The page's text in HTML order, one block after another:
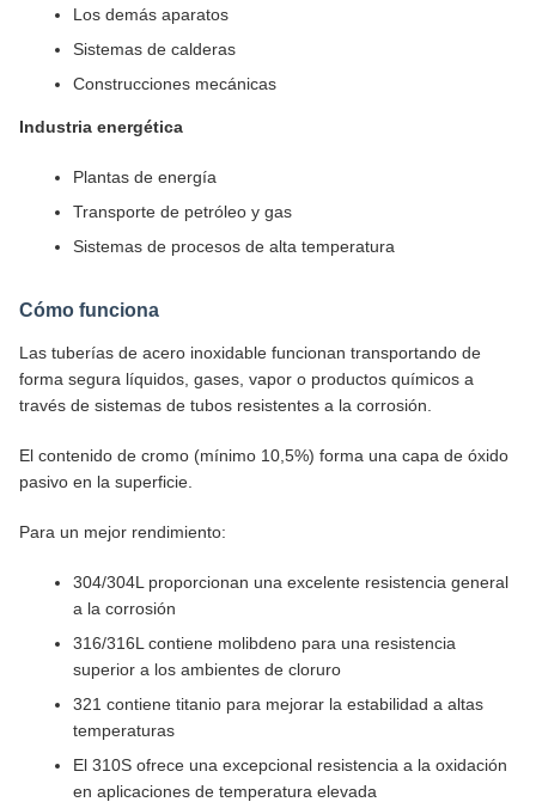
Los demás aparatos
Sistemas de calderas
Construcciones mecánicas
Industria energética
Plantas de energía
Transporte de petróleo y gas
Sistemas de procesos de alta temperatura
Cómo funciona
Las tuberías de acero inoxidable funcionan transportando de
forma segura líquidos, gases, vapor o productos químicos a
través de sistemas de tubos resistentes a la corrosión.
El contenido de cromo (mínimo 10,5%) forma una capa de óxido
pasivo en la superficie.
Para un mejor rendimiento:
304/304L proporcionan una excelente resistencia general
a la corrosión
316/316L contiene molibdeno para una resistencia
superior a los ambientes de cloruro
321 contiene titanio para mejorar la estabilidad a altas
temperaturas
El 310S ofrece una excepcional resistencia a la oxidación
en aplicaciones de temperatura elevada